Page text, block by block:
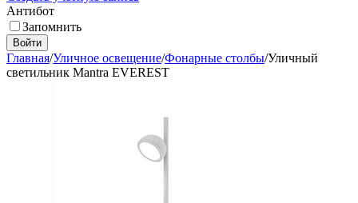
Антибот
Запомнить
Войти
Главная/Уличное освещение/Фонарные столбы/Уличный
светильник Mantra EVEREST